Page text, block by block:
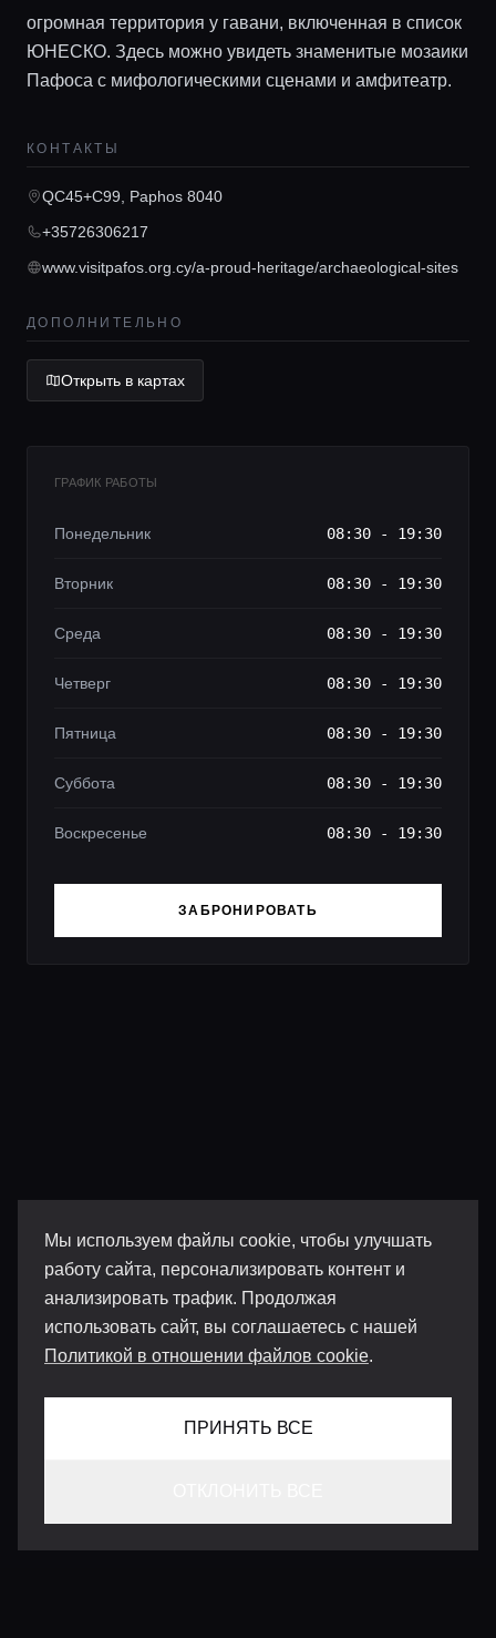
Мы используем файлы cookie, чтобы улучшать
работу сайта, персонализировать контент и
анализировать трафик. Продолжая
использовать сайт, вы соглашаетесь с нашей
Политикой в отношении файлов cookie.
ПРИНЯТЬ ВСЕ
Главная
Локации
Гиды
огромная территория у гавани, включенная в список
ЮНЕСКО. Здесь можно увидеть знаменитые мозаики
Пафоса с мифологическими сценами и амфитеатр.
КОНТАКТЫ
QC45+C99, Paphos 8040
+35726306217
www.visitpafos.org.cy/a-proud-heritage/archaeological-sites
ДОПОЛНИТЕЛЬНО
Открыть в картах
ГРАФИК РАБОТЫ
Понедельник 08:30 - 19:30
Вторник 08:30 - 19:30
Среда 08:30 - 19:30
Четверг 08:30 - 19:30
Пятница 08:30 - 19:30
Суббота 08:30 - 19:30
Воскресенье 08:30 - 19:30
ЗАБРОНИРОВАТЬ